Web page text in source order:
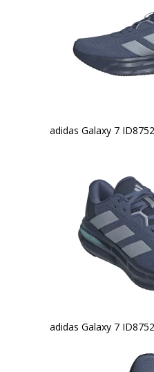
adidas Galaxy 7
adidas Galaxy 7